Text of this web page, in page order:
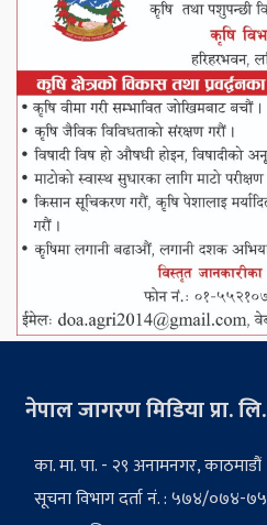
नेपाल जागरण मिडिया प्रा. लि.
का. मा. पा. - २९ अनामनगर, काठमाडौं
सूचना विभाग दर्ता नं. : ५७४/०७४-७५